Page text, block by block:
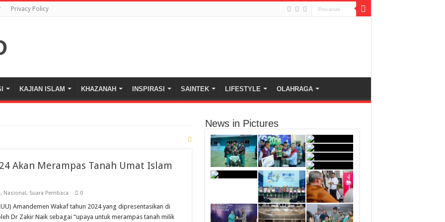
Privacy Policy
KAJIAN ISLAM KHAZANAH INSPIRASI SAINTEK LIFESTYLE OLAHRAGA
Akan Merampas Tanah Umat Islam
, Nasional , Suara Pembaca 0
Amandemen Wakaf tahun 2024 yang dipresentasikan di
Dr Zakir Naik sebagai “upaya untuk merampas tanah milik
News in Pictures